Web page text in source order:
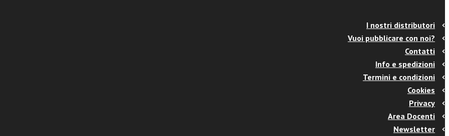
I nostri distributori
Vuoi pubblicare con noi?
Contatti
Info e spedizioni
Termini e condizioni
Cookies
Privacy
Area Docenti
Newsletter